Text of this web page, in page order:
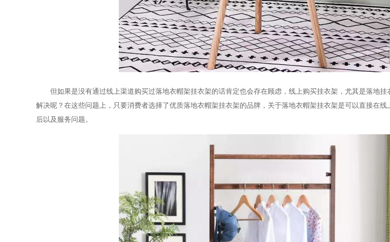
但如果是没有通过线上渠道购买过落地衣帽架挂衣架的话肯定也会存在顾虑，线上购买挂衣架，尤其是落地
解决呢？在这些问题上，只要消费者选择了优质落地衣帽架挂衣架的品牌，关于落地衣帽架挂衣架是可以直接在
后以及服务问题。